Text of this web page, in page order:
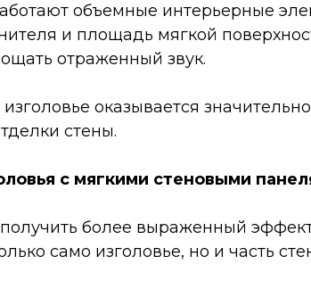
объемные интерьерные
и площадь мягкой
отраженный звук.
оказывается
стены.
с мягкими стеновыми
получить более выраженный
само изголовье, но и часть